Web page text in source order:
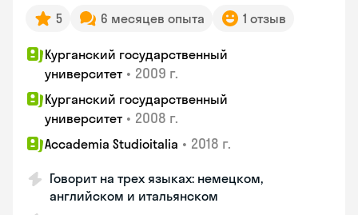
5 6 месяцев опыта 1 отзыв
Курганский государственный
университет • 2009 г.
Курганский государственный
университет • 2008 г.
Accademia Studioitalia • 2018 г.
Говорит на трех языках: немецком,
английском и итальянском